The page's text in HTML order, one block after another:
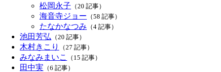
松岡永子 （20 記事）
海音寺ジョー （58 記事）
たなかなつみ （4 記事）
池田芳弘 （20 記事）
木村きこり （27 記事）
みなみまいこ （15 記事）
田中実 （6 記事）